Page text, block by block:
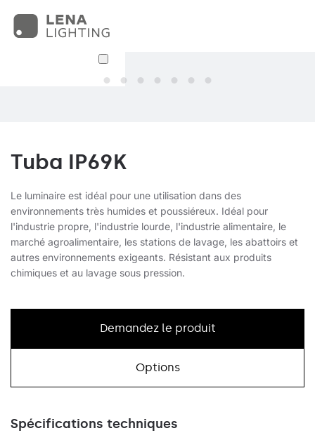
Tuba IP69K
Le luminaire est idéal pour une utilisation dans des
environnements très humides et poussiéreux. Idéal pour
l'industrie propre, l'industrie lourde, l'industrie alimentaire, le
marché agroalimentaire, les stations de lavage, les abattoirs et
autres environnements exigeants. Résistant aux produits
chimiques et au lavage sous pression.
Demandez le produit
Options
Spécifications techniques